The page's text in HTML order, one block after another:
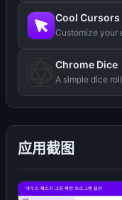
应用截图
Cool
Customize your
Chrome Dice
A simple dice